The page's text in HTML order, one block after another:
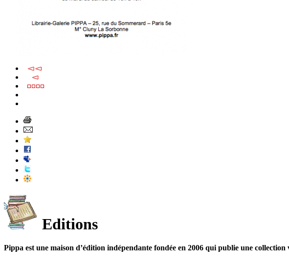
Editions
Pippa est une maison d’édition indépendante fondée en 2006 qui publie une collection